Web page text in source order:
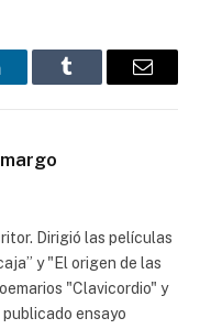
Tumblr Email
Dirigió las películas
y "El origen de las
"Clavicordio" y
ensayo